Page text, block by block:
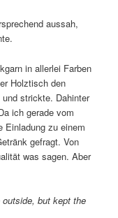
aussah,
in allerlei Farben
Holztisch den
strickte. Dahinter
ich gerade vom
Einladung zu einem
gefragt. Von
was sagen. Aber
but kept the